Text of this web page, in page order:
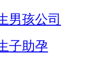
男孩公司
子助孕